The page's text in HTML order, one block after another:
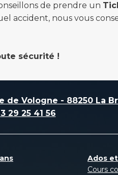
de prendre un
accident, nous vous
sécurité !
de Vologne - 88250 La
29 25 41 56
Ados
Cours